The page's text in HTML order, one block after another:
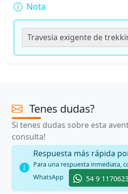
Nota
Travesia exigente de
Tenes dudas?
Si tenes dudas sobre esta
consulta!
Respuesta más rápida
Para una respuesta inmediata,
WhatsApp
54 9